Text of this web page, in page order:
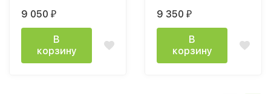
венге / белфорт
9 050 ₽
В
корзину
9 350 ₽
В
корзину